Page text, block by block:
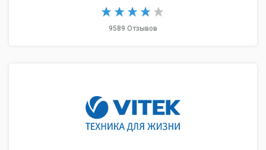
9589 Отзывов